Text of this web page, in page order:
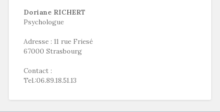
Doriane RICHERT
Psychologue
Adresse : 11 rue Friesé
67000 Strasbourg
Contact :
Tel.:06.89.18.51.13